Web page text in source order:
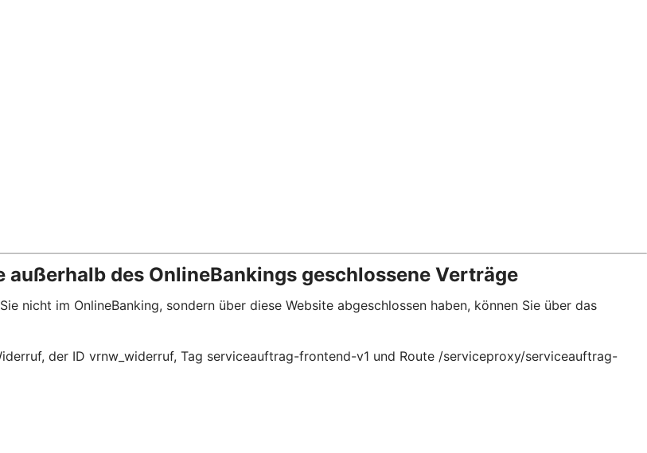
des OnlineBankings geschlossene Verträge
nicht im OnlineBanking, sondern über diese Website abgeschlossen haben, können Sie über das
der ID vrnw_widerruf, Tag serviceauftrag-frontend-v1 und Route /serviceproxy/serviceauftrag-